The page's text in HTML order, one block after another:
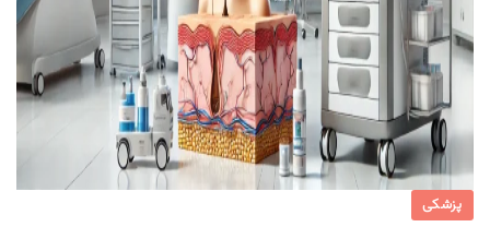
پزشکی